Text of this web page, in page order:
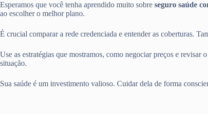
Esperamos que você tenha aprendido muito sobre seguro saúde
ao escolher o melhor plano.
É crucial comparar a rede credenciada e entender as coberturas.
Use as estratégias que mostramos, como negociar preços e
situação.
Sua saúde é um investimento valioso. Cuidar dela de forma